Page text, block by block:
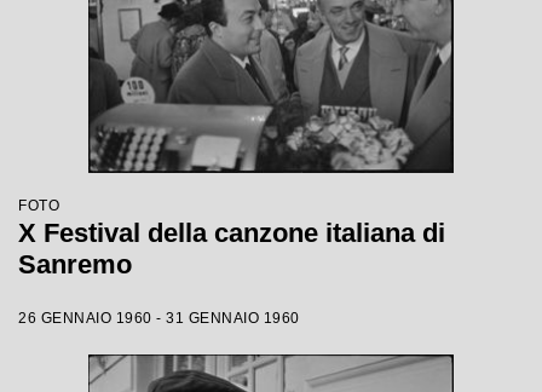
FOTO
X Festival della canzone italiana di
Sanremo
26 GENNAIO 1960 - 31 GENNAIO 1960